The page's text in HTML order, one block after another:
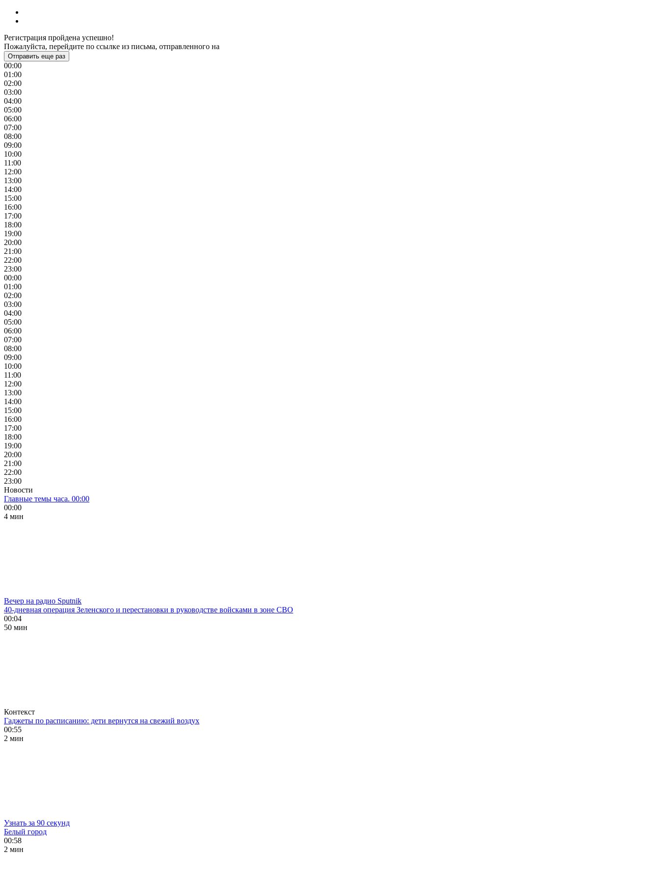
Регистрация пройдена успешно!
Пожалуйста, перейдите по ссылке из письма, отправленного на
Отправить еще раз
00:00
01:00
02:00
03:00
04:00
05:00
06:00
07:00
08:00
09:00
10:00
11:00
12:00
13:00
14:00
15:00
16:00
17:00
18:00
19:00
20:00
21:00
22:00
23:00
00:00
01:00
02:00
03:00
04:00
05:00
06:00
07:00
08:00
09:00
10:00
11:00
12:00
13:00
14:00
15:00
16:00
17:00
18:00
19:00
20:00
21:00
22:00
23:00
Новости
Главные темы часа. 00:00
00:00
4 мин
Вечер на радио Sputnik
40-дневная операция Зеленского и перестановки в руководстве войсками в зоне СВО
00:04
50 мин
Контекст
Гаджеты по расписанию: дети вернутся на свежий воздух
00:55
2 мин
Узнать за 90 секунд
Белый город
00:58
2 мин